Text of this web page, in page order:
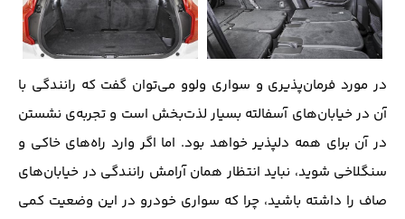
در مورد فرمان‌پذیری و سواری ولوو می‌توان گفت که رانندگی با
آن در خیابان‌های آسفالته بسیار لذت‌بخش است و تجربه‌ی نشستن
در آن برای همه دلپذیر خواهد بود. اما اگر وارد راه‌های خاکی و
سنگلاخی شوید، نباید انتظار همان آرامش رانندگی در خیابان‌های
صاف را داشته باشید، چرا که سواری خودرو در این وضعیت کمی